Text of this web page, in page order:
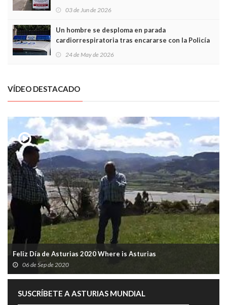
03 de Jun de 2026
Un hombre se desploma en parada
cardiorrespiratoria tras encararse con la Policía
24 de May de 2026
VÍDEO DESTACADO
Feliz Día de Asturias 2020 Where is Asturias
06 de Sep de 2020
SUSCRÍBETE A ASTURIAS MUNDIAL